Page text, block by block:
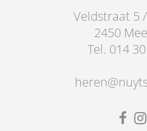
Veldstraat 5
2450
Tel. 014